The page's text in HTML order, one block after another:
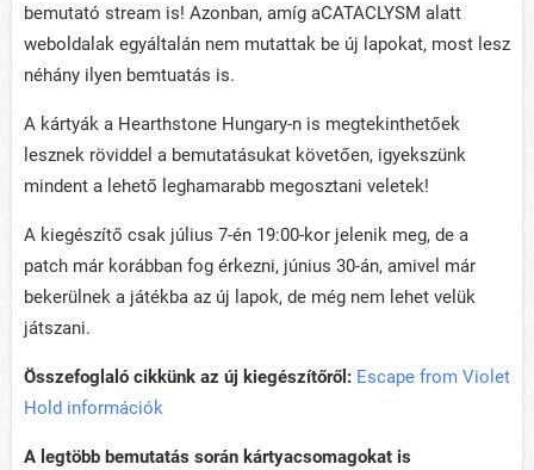
bemutató stream is! Azonban, amíg aCATACLYSM alatt
weboldalak egyáltalán nem mutattak be új lapokat, most lesz
néhány ilyen bemtuatás is.
A kártyák a Hearthstone Hungary-n is megtekinthetőek
lesznek röviddel a bemutatásukat követően, igyekszünk
mindent a lehető leghamarabb megosztani veletek!
A kiegészítő csak július 7-én 19:00-kor jelenik meg, de a
patch már korábban fog érkezni, június 30-án, amivel már
bekerülnek a játékba az új lapok, de még nem lehet velük
játszani.
Összefoglaló cikkünk az új kiegészítőről: Escape from Violet
Hold információk
A legtöbb bemutatás során kártyacsomagokat is